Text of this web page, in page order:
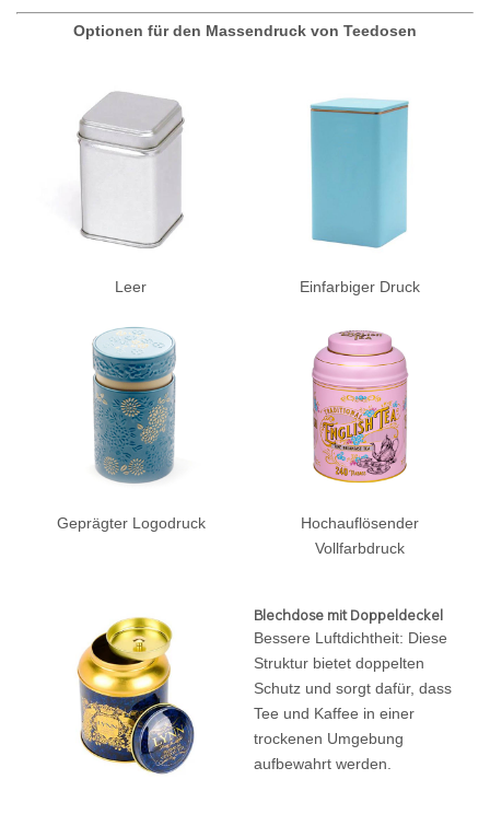
Optionen für den Massendruck von Teedosen
Leer Einfarbiger Druck
Geprägter Logodruck
Hochauflösender
Vollfarbdruck
Blechdose mit Doppeldeckel
Bessere Luftdichtheit: Diese
Struktur bietet doppelten
Schutz und sorgt dafür, dass
Tee und Kaffee in einer
trockenen Umgebung
aufbewahrt werden.